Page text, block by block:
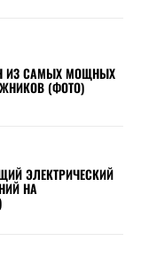
ИЗ САМЫХ МОЩНЫХ
(ФОТО)
ЭЛЕКТРИЧЕСКИЙ
НА